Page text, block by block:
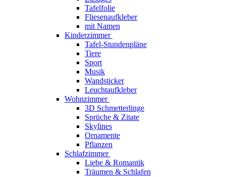
Tafelfolie
Fliesenaufkleber
mit Namen
Kinderzimmer
Tafel-Stundenpläne
Tiere
Sport
Musik
Wandsticker
Leuchtaufkleber
Wohnzimmer
3D Schmetterlinge
Sprüche & Zitate
Skylines
Ornamente
Pflanzen
Schlafzimmer
Liebe & Romantik
Träumen & Schlafen